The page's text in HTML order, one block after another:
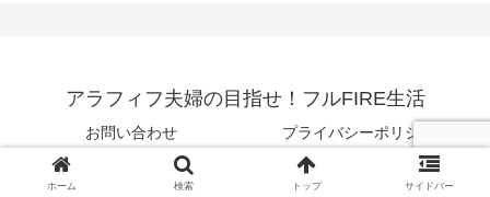
アラフィフ夫婦の目指せ！フルFIRE生活
お問い合わせ プライバシーポリシー
© 2021 アラフィフ夫婦の目指せ！フルFIRE生活.
ホーム 検索 トップ サイドバー